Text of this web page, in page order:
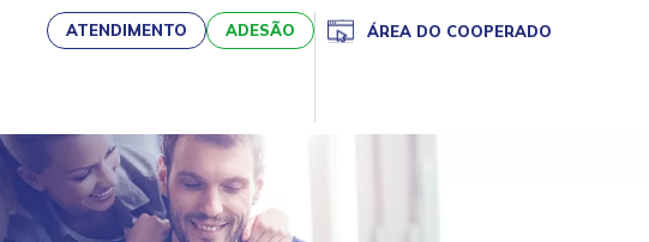
ATENDIMENTO ADESÃO ÁREA DO COOPERADO